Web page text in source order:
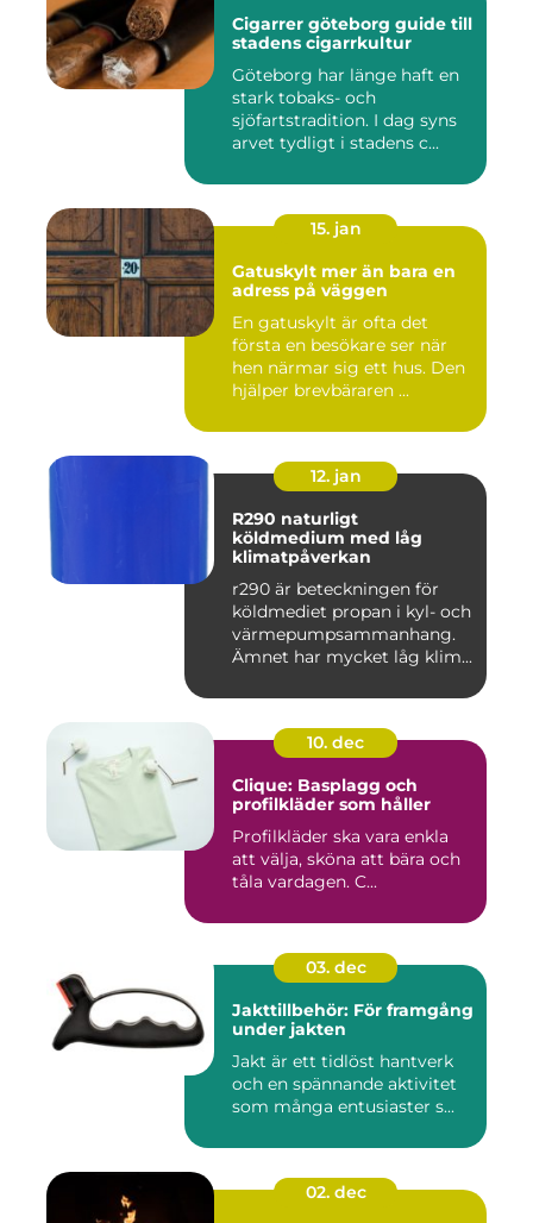
Cigarrer göteborg guide till
stadens cigarrkultur
Göteborg har länge haft en
stark tobaks- och
sjöfartstradition. I dag syns
arvet tydligt i stadens c...
15. jan
Gatuskylt mer än bara en
adress på väggen
En gatuskylt är ofta det
första en besökare ser när
hen närmar sig ett hus. Den
hjälper brevbäraren ...
12. jan
R290 naturligt
köldmedium med låg
klimatpåverkan
r290 är beteckningen för
köldmediet propan i kyl- och
värmepumpsammanhang.
Ämnet har mycket låg klim...
10. dec
Clique: Basplagg och
profilkläder som håller
Profilkläder ska vara enkla
att välja, sköna att bära och
tåla vardagen. C...
03. dec
Jakttillbehör: För framgång
under jakten
Jakt är ett tidlöst hantverk
och en spännande aktivitet
som många entusiaster s...
02. dec